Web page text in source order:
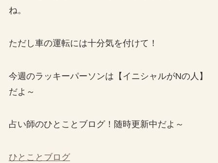
ね。
ただし車の運転には十分気を付けて！
今週のラッキーパーソンは【イニシャルがNの人】
だよ～
占い師のひとことブログ！随時更新中だよ～
ひとことブログ